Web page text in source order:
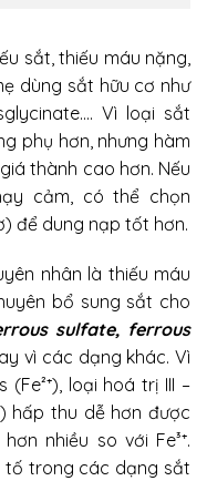
sắt, thiếu máu nặng,
dùng sắt hữu cơ như
Vì loại sắt
phụ hơn, nhưng hàm
thành cao hơn. Nếu
cảm, có thể chọn
để dung nạp tốt hơn.
nhân là thiếu máu
bổ sung sắt cho
sulfate, ferrous
vì các dạng khác. Vì
loại hoá trị III –
hấp thu dễ hơn được
nhiều so với Fe³⁺.
tố trong các dạng sắt